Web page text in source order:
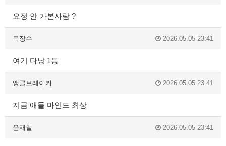
요정 안 가본사람 ?
목장수 2026.05.05 23:41
여기 다낭 1등
앵클브레이커 2026.05.05 23:41
지금 애들 마인드 최상
윤재철 2026.05.05 23:41